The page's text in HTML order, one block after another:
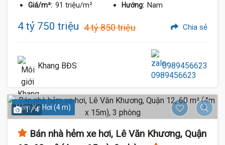
Giá/m²: 91 triệu/m² Hướng: Nam
4 tỷ 750 triệu 4 tỷ 850 triệu Chia sẻ
Khang BĐS 0989456623
Hẻm Xe Hơi (4 m)
1 / 4
Bán nhà hẻm xe hơi, Lê Văn Khương, Quận